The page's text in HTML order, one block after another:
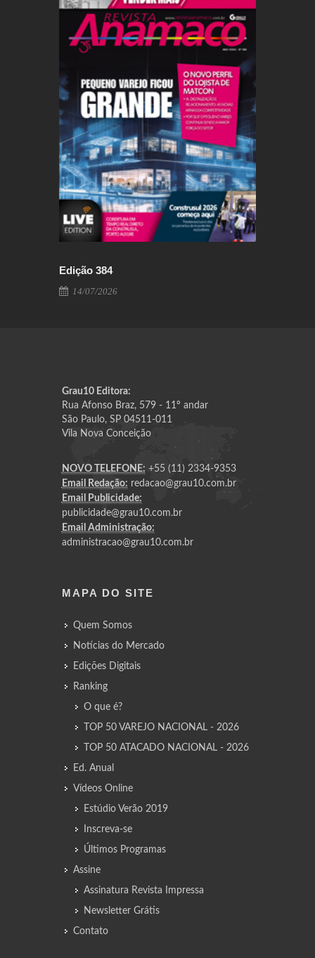
Edição 384
14/07/2026
Grau10 Editora:
Rua Afonso Braz, 579 - 11º andar
São Paulo, SP 04511-011
Vila Nova Conceição
NOVO TELEFONE: +55 (11) 2334-9353
Email Redação: redacao@grau10.com.br
Email Publicidade:
publicidade@grau10.com.br
Email Administração:
administracao@grau10.com.br
MAPA DO SITE
Quem Somos
Notícias do Mercado
Edições Digitais
Ranking
O que é?
TOP 50 VAREJO NACIONAL - 2026
TOP 50 ATACADO NACIONAL - 2026
Ed. Anual
Vídeos Online
Estúdio Verão 2019
Inscreva-se
Últimos Programas
Assine
Assinatura Revista Impressa
Newsletter Grátis
Contato